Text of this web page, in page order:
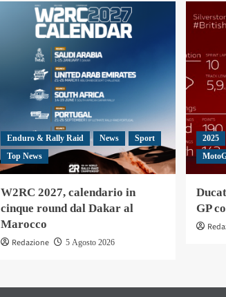
Enduro & Rally Raid News
Sport
Top News
W2RC 2027, calendario in
cinque round dal Dakar al
Marocco
Redazione 5 Agosto 2026
2025
GP